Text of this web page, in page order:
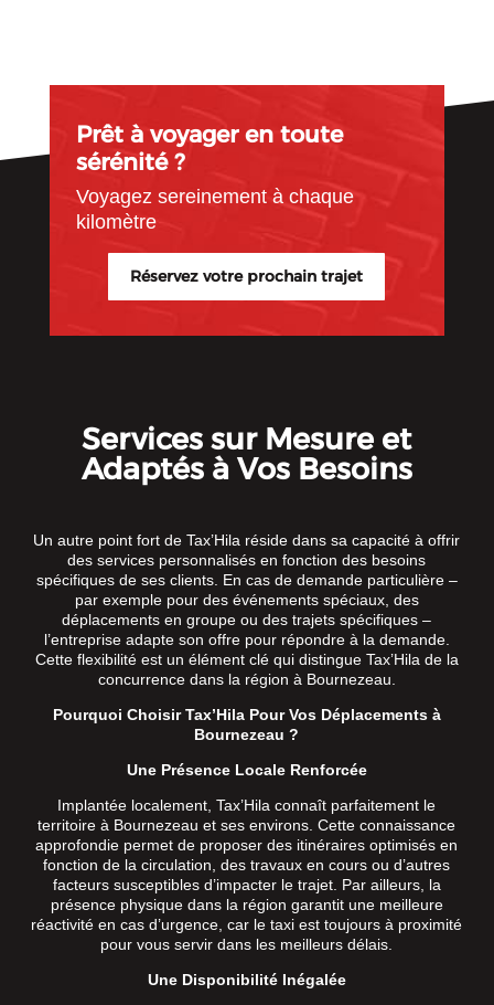
Prêt à voyager en toute
sérénité ?
Voyagez sereinement à chaque
kilomètre
Réservez votre prochain trajet
Services sur Mesure et
Adaptés à Vos Besoins
Un autre point fort de Tax’Hila réside dans sa capacité à offrir
des services personnalisés en fonction des besoins
spécifiques de ses clients. En cas de demande particulière –
par exemple pour des événements spéciaux, des
déplacements en groupe ou des trajets spécifiques –
l’entreprise adapte son offre pour répondre à la demande.
Cette flexibilité est un élément clé qui distingue Tax’Hila de la
concurrence dans la région à Bournezeau.
Pourquoi Choisir Tax’Hila Pour Vos Déplacements à
Bournezeau ?
Une Présence Locale Renforcée
Implantée localement, Tax’Hila connaît parfaitement le
territoire à Bournezeau et ses environs. Cette connaissance
approfondie permet de proposer des itinéraires optimisés en
fonction de la circulation, des travaux en cours ou d’autres
facteurs susceptibles d’impacter le trajet. Par ailleurs, la
présence physique dans la région garantit une meilleure
réactivité en cas d’urgence, car le taxi est toujours à proximité
pour vous servir dans les meilleurs délais.
Une Disponibilité Inégalée